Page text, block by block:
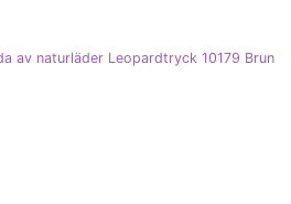
av naturläder Leopardtryck 10179 Brun